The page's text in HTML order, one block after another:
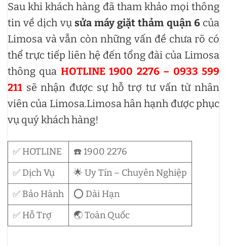
Sau khi khách hàng đã tham khảo mọi thông
tin về dịch vụ sửa máy giặt thảm quận 6của
Limosa và vẫn còn những vấn đề chưa rõ có
thể trực tiếp liên hệ đến tổng đài của Limosa
thông qua HOTLINE 1900 2276 – 0933 599
211 sẽ nhận được sự hỗ trợ tư vấn từ nhân
viên của Limosa.Limosa hân hạnh được phục
vụ quý khách hàng!
✅ HOTLINE
☎️ 1900 2276
✅ Dịch Vụ
🌟 Uy Tín – Chuyên Nghiệp
✅ Bảo Hành
⭕ Dài Hạn
✅ Hỗ Trợ
🌏 Toàn Quốc